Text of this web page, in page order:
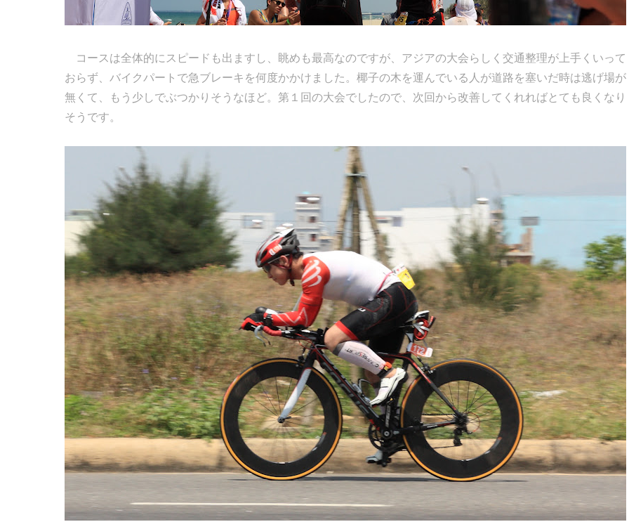
コースは全体的にスピードも出ますし、眺めも最高なのですが、アジアの大会らしく交通整理が上手くいって
おらず、バイクパートで急ブレーキを何度かかけました。椰子の木を運んでいる人が道路を塞いだ時は逃げ場が
無くて、もう少しでぶつかりそうなほど。第１回の大会でしたので、次回から改善してくれればとても良くなり
そうです。